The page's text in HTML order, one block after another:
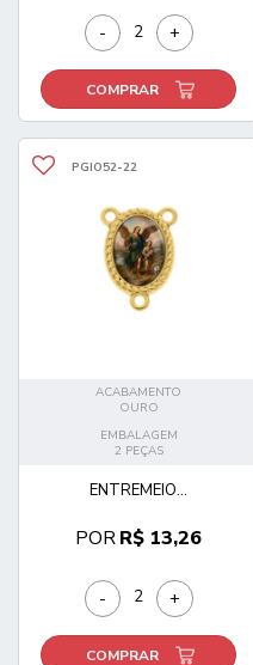
- +
COMPRAR
PGIO52-22
ACABAMENTO
OURO
EMBALAGEM
2 PEÇAS
ENTREMEIO...
PORR$ 13,26
- +
COMPRAR